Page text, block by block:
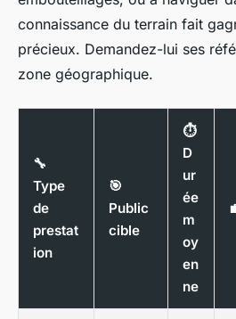
connaissance du terrain fait
précieux. Demandez-lui ses
zone géographique.
🔧
Type
de
prestat
ion
🎯
Public
cible
⏱️
D
ur
ée
m
oy
en
ne